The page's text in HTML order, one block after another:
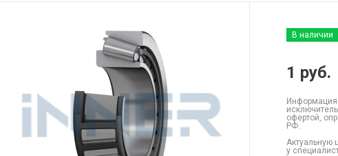
В наличии
1 руб.
Информация
офертой,
РФ.
Актуальную
у